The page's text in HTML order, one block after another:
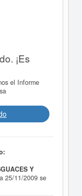
¡Es
el Informe
Y
25/11/2009 se
Y